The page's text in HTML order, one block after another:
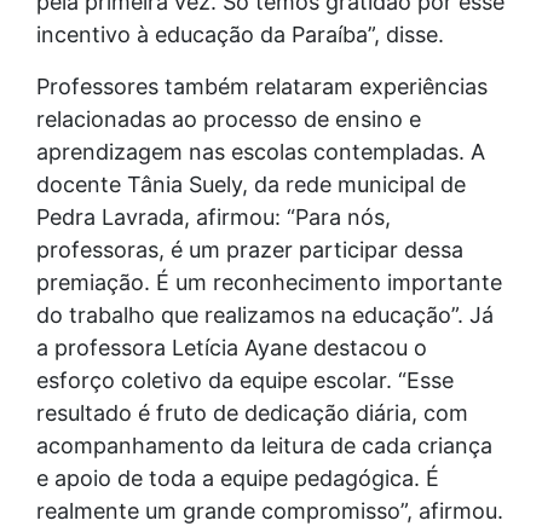
incentivo à educação da Paraíba”, disse.
Professores também relataram experiências
relacionadas ao processo de ensino e
aprendizagem nas escolas contempladas. A
docente Tânia Suely, da rede municipal de
Pedra Lavrada, afirmou: “Para nós,
professoras, é um prazer participar dessa
premiação. É um reconhecimento importante
do trabalho que realizamos na educação”. Já
a professora Letícia Ayane destacou o
esforço coletivo da equipe escolar. “Esse
resultado é fruto de dedicação diária, com
acompanhamento da leitura de cada criança
e apoio de toda a equipe pedagógica. É
realmente um grande compromisso”, afirmou.